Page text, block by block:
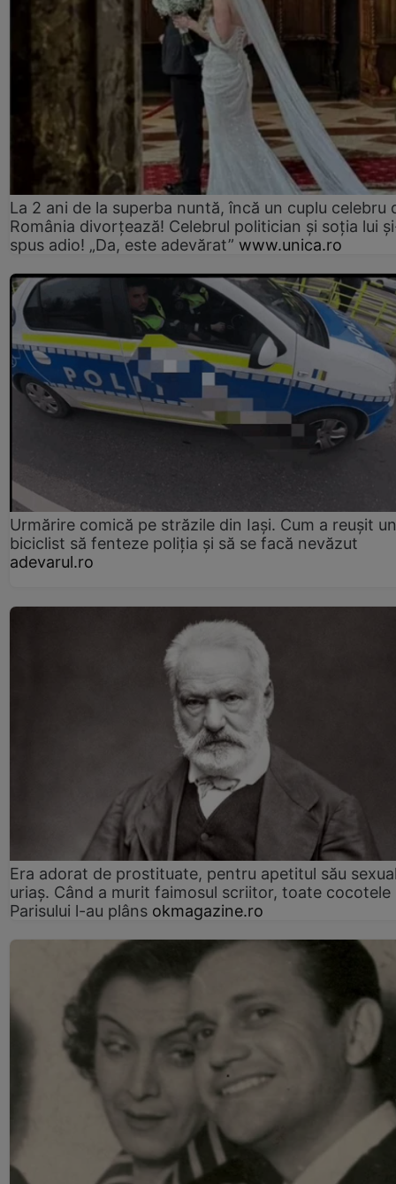
La 2 ani de la superba nuntă, încă un cuplu celebru
România divorțează! Celebrul politician și soția lui
spus adio! „Da, este adevărat” www.unica.ro
Urmărire comică pe străzile din Iași. Cum a reușit un
biciclist să fenteze poliția și să se facă nevăzut
adevarul.ro
Era adorat de prostituate, pentru apetitul său
uriaș. Când a murit faimosul scriitor, toate cocotele
Parisului l-au plâns okmagazine.ro